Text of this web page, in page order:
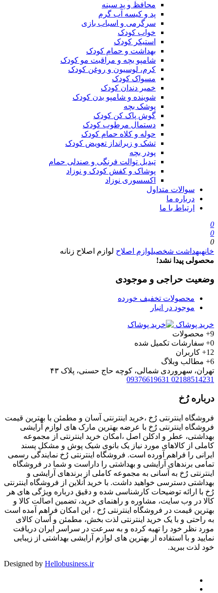
محافظ و پد سینه
پد و کیسه آب گرم
سرگرمی و اسباب بازی
خواب کودک
استیکر کودک
بهداشت و حمام کودک
شامپو بچه و مراقبت مو کودک
کرم، لوسیون و روغن کودک
مسواک کودک
خمیر دندان کودک
شوینده و شامپو بدن کودک
پوشک بچه
گوش پاک کن کودک
دستمال مرطوب کودک
حوله و کلاه حمام کودک
تشک و زیرانداز تعویض کودک
پودر بچه
تبدیل توالت فرنگی و صندلی حمام
پوشاک و کفش کودک و نوزاد
اکسسوری نوزاد
سوالات متداول
درباره ما
ارتباط با ما
0
0
0
خانهبهداشت شخصیلوازم اصلاح لوازم اصلاح زنانه
محصولی پیدا نشد!
وضعیت حراجی و موجودی
محصولات تخفیف خورده
موجود در انبار
خرید پوشاک
9+
محصولات
0+
سفارشات تکمیل شده
12+
کاربران
6+
مطالب وبلاگ
تهران، سهروردی شمالی، کوچه حاج حسنی، پلاک ۴۳
02188514231
09376619631
درباره رُخ
فروشگاه اینترنتی رُخ ،خرید اینترنتی آسان و مطمئن با بهترین قیمت
فروشگاه اینترنتی رُخ با عرضه بهترین مارک های لوازم آرایشی
بهداشتی، عطر و ادکلن اصل ،امکان خرید اینترنتی از مجموعه
کاملی از کالاهای مورد نیاز یک بانوی شیک پوش و مشکل پسند
ایرانی را فراهم آورده است. فروشگاه اینترنتی رُخ نمایندگی رسمی
تمامی برندهای آرایشی و بهداشتی را داراست و شما در فروشگاه
اینترنتی رُخ به آسانی به مجموعه کاملی از برندهای آرایشی و
بهداشتی دسترسی خواهید داشت. با خرید آنلاین از فروشگاه اینترنتی
رُخ با ارائه توضیحات کارشناسی شده و دقیق درباره ویژگی های هر
کالا در وب سایت، مشاوره و راهنمای خرید، تضمین اصالت کالا و
بهترین قیمت در فروشگاه اینترنتی رُخ ، این امکان فراهم آمده است
به راحتی و با یک خرید اینترنتی لذت بخش، مطمئن و آسان کالای
مورد نظر خود را تهیه کرده و به سرعت در سراسر ایران دریافت
نمایید و با استفاده از بهترین های لوازم آرایشی بهداشتی از زیبایی
خود لذت ببرید.
Designed by Hellobusiness.ir